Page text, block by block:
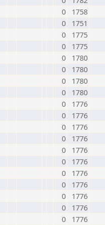
0
1758
0
1751
0
1775
0
1775
0
1780
0
1780
0
1780
0
1780
0
1776
0
1776
0
1776
0
1776
0
1776
0
1776
0
1776
0
1776
0
1776
0
1776
0
1776